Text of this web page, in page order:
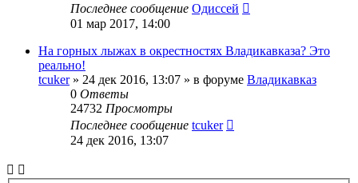
Последнее сообщение Одиссей
01 мар 2017, 14:00
На горных лыжах в окрестностях Владикавказа? Это
реально!
tcuker» 24 дек 2016, 13:07 » в форуме Владикавказ
0 Ответы
24732 Просмотры
Последнее сообщение tcuker
24 дек 2016, 13:07